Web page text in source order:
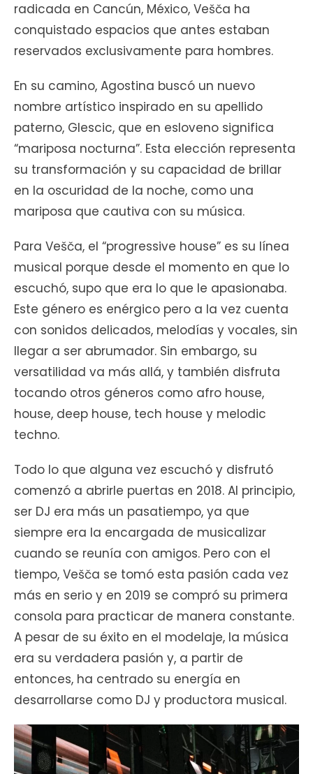
radicada en Cancún, México, Vešča ha
conquistado espacios que antes estaban
reservados exclusivamente para hombres.
En su camino, Agostina buscó un nuevo
nombre artístico inspirado en su apellido
paterno, Glescic, que en esloveno significa
“mariposa nocturna”. Esta elección representa
su transformación y su capacidad de brillar
en la oscuridad de la noche, como una
mariposa que cautiva con su música.
Para Vešča, el “progressive house” es su línea
musical porque desde el momento en que lo
escuchó, supo que era lo que le apasionaba.
Este género es enérgico pero a la vez cuenta
con sonidos delicados, melodías y vocales, sin
llegar a ser abrumador. Sin embargo, su
versatilidad va más allá, y también disfruta
tocando otros géneros como afro house,
house, deep house, tech house y melodic
techno.
Todo lo que alguna vez escuchó y disfrutó
comenzó a abrirle puertas en 2018. Al principio,
ser DJ era más un pasatiempo, ya que
siempre era la encargada de musicalizar
cuando se reunía con amigos. Pero con el
tiempo, Vešča se tomó esta pasión cada vez
más en serio y en 2019 se compró su primera
consola para practicar de manera constante.
A pesar de su éxito en el modelaje, la música
era su verdadera pasión y, a partir de
entonces, ha centrado su energía en
desarrollarse como DJ y productora musical.